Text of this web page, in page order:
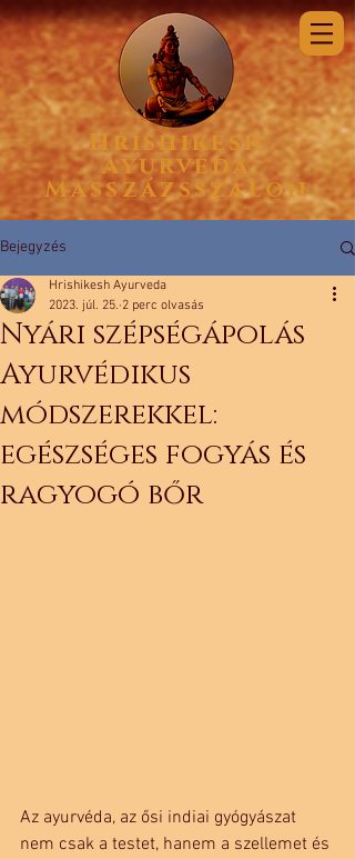
Hrishikesh
Ayurveda
Masszázsszalon
Bejegyzés
Nyári szépségápolás
Ayurvédikus
módszerekkel:
egészséges fogyás és
ragyogó bőr
Hrishikesh Ayurveda
2023. júl. 25. 2 perc olvasás
Az ayurvéda, az ősi indiai gyógyászat
nem csak a testet, hanem a szellemet és